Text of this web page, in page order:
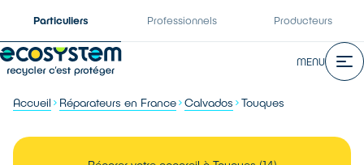
Particuliers Professionnels Producteurs
MENU
Accueil Réparateurs en France Calvados Touques